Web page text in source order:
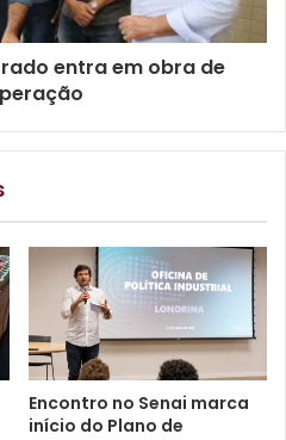
entra em obra de
Encontro no Senai marca
início do Plano de